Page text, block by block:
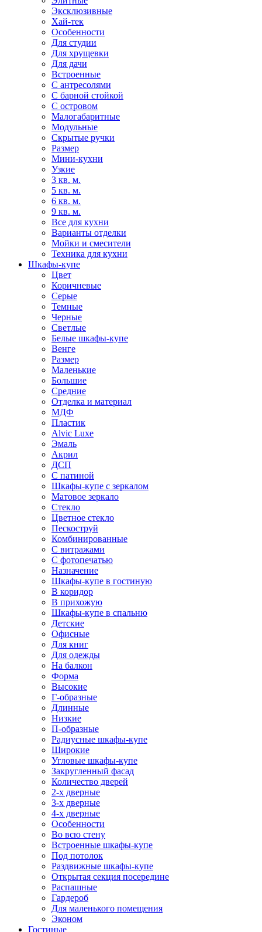
Эксклюзивные
Хай-тек
Особенности
Для студии
Для хрущевки
Для дачи
Встроенные
С антресолями
С барной стойкой
С островом
Малогабаритные
Модульные
Скрытые ручки
Размер
Мини-кухни
Узкие
3 кв. м.
5 кв. м.
6 кв. м.
9 кв. м.
Все для кухни
Варианты отделки
Мойки и смесители
Техника для кухни
Шкафы-купе
Цвет
Коричневые
Серые
Темные
Черные
Светлые
Белые шкафы-купе
Венге
Размер
Маленькие
Большие
Средние
Отделка и материал
МДФ
Пластик
Alvic Luxe
Эмаль
Акрил
ДСП
С патиной
Шкафы-купе с зеркалом
Матовое зеркало
Стекло
Цветное стекло
Пескоструй
Комбинированные
С витражами
С фотопечатью
Назначение
Шкафы-купе в гостиную
В коридор
В прихожую
Шкафы-купе в спальню
Детские
Офисные
Для книг
Для одежды
На балкон
Форма
Высокие
Г-образные
Длинные
Низкие
П-образные
Радиусные шкафы-купе
Широкие
Угловые шкафы-купе
Закругленный фасад
Количество дверей
2-х дверные
3-х дверные
4-х дверные
Особенности
Во всю стену
Встроенные шкафы-купе
Под потолок
Раздвижные шкафы-купе
Открытая секция посередине
Распашные
Гардероб
Для маленького помещения
Эконом
Гостиные